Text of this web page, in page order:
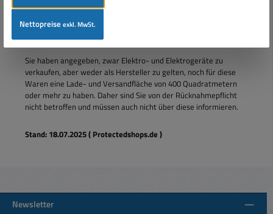
Keine Rücknahmepflicht und Informationspflicht
Sie haben angegeben, zwar Elektro- und Elektrogeräte zu
verkaufen, aber weder als Hersteller zu gelten, noch für diese
Waren eine Lade- und Versandfläche von 400 Quadratmetern
oder mehr zu haben. Daher sind Sie von der Rücknahmepflicht
nicht betroffen und müssen auch nicht über diese informieren.
Stand: 18.07.2025 ( Protectedshops.de )
Newsletter
Nettopreiseexkl. MwSt.